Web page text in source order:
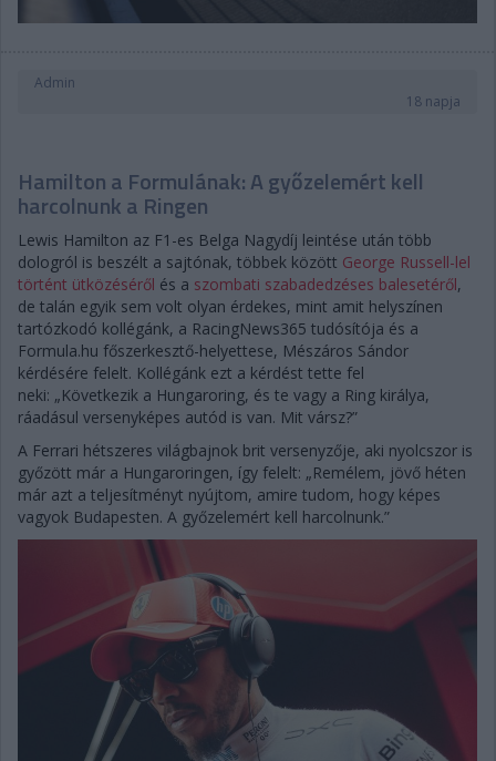
Admin
18 napja
Hamilton a Formulának: A győzelemért kell
harcolnunk a Ringen
Lewis Hamilton az F1-es Belga Nagydíj leintése után több
dologról is beszélt a sajtónak, többek között George Russell-lel
történt ütközéséről és a szombati szabadedzéses balesetéről,
de talán egyik sem volt olyan érdekes, mint amit helyszínen
tartózkodó kollégánk, a RacingNews365 tudósítója és a
Formula.hu főszerkesztő-helyettese, Mészáros Sándor
kérdésére felelt. Kollégánk ezt a kérdést tette fel
neki: „Következik a Hungaroring, és te vagy a Ring királya,
ráadásul versenyképes autód is van. Mit vársz?”
A Ferrari hétszeres világbajnok brit versenyzője, aki nyolcszor is
győzött már a Hungaroringen, így felelt: „Remélem, jövő héten
már azt a teljesítményt nyújtom, amire tudom, hogy képes
vagyok Budapesten. A győzelemért kell harcolnunk.”